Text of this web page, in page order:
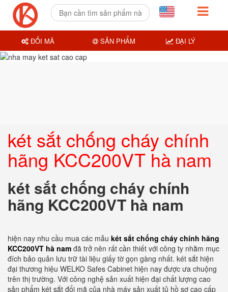
két sắt chống cháy chính
hãng KCC200VT hà nam
két sắt chống cháy chính
hãng KCC200VT hà nam
hiện nay nhu cầu mua các mẫu két sắt chống cháy chính hãng
KCC200VT hà nam đã trở nên rất cần thiết với công ty nhằm mục
đích bảo quản lưu trữ tài liệu giấy tờ gọn gàng nhất. két sắt hiện
đại thương hiệu WELKO Safes Cabinet hiện nay được ưa chuộng
trên thị trường. Với công nghệ sản xuất hiện đại chất lượng cao
sản phẩm két sắt đổi mã của nhà máy sản xuất tủ hồ sơ cao cấp
ĐỔI MÃ SẢN PHẨM ĐẠI LÝ